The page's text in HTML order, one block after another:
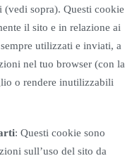
(vedi sopra). Questi cookie
il sito e in relazione ai
utilizzati e inviati, a
nel tuo browser (con la
o rendere inutilizzabili
: Questi cookie sono
sull’uso del sito da